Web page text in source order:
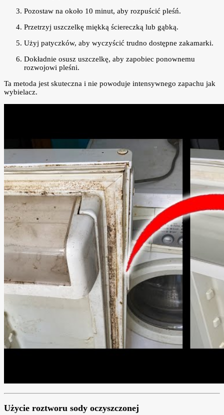
Pozostaw na około 10 minut, aby rozpuścić pleśń.
Przetrzyj uszczelkę miękką ściereczką lub gąbką.
Użyj patyczków, aby wyczyścić trudno dostępne zakamarki.
Dokładnie osusz uszczelkę, aby zapobiec ponownemu
rozwojowi pleśni.
Ta metoda jest skuteczna i nie powoduje intensywnego zapachu jak
wybielacz.
Użycie roztworu sody oczyszczonej